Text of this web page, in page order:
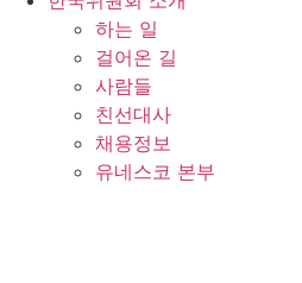
하는 일
걸어온 길
사람들
친선대사
채용정보
유네스코 본부